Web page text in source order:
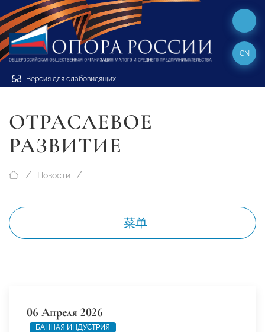
Версия для слабовидящих
CN
ОТРАСЛЕВОЕ
РАЗВИТИЕ
Новости
菜单
06 Апреля 2026
БАННАЯ ИНДУСТРИЯ